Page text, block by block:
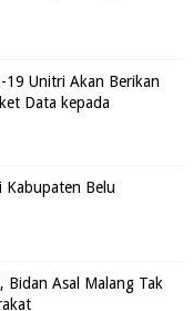
19 Unitri Akan Berikan
Data kepada
Kabupaten Belu
Bidan Asal Malang Tak